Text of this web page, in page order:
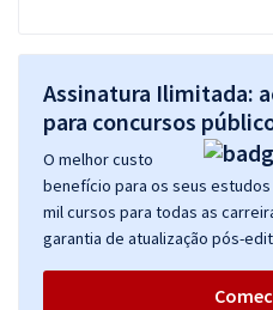
Assinatura Ilimitada:
para concursos
O melhor custo
benefício para os seus estudos
mil cursos para todas as
garantia de atualização pós-